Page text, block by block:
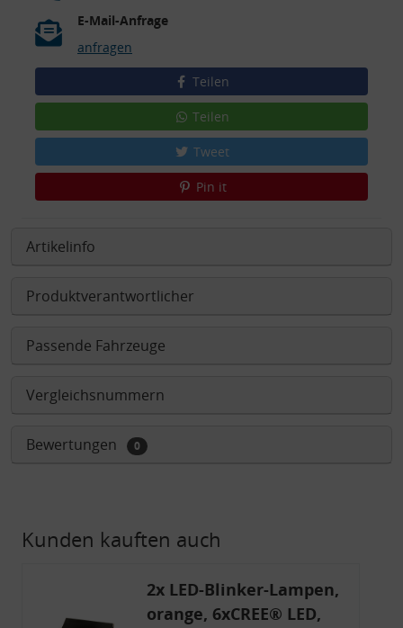
E-Mail-Anfrage
anfragen
Teilen
Teilen
Tweet
Pin it
Artikelinfo
Produktverantwortlicher
Passende Fahrzeuge
Vergleichsnummern
Bewertungen 0
Kunden kauften auch
2x LED-Blinker-Lampen,
orange, 6xCREE® LED,